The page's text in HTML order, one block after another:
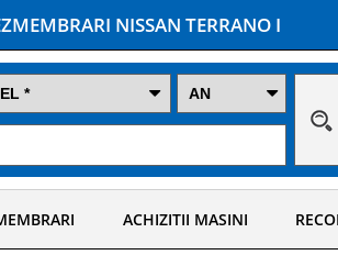
NISSAN TERRANO I
ACHIZITII MASINI